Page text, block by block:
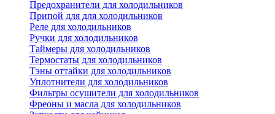
Предохранители для холодильников
Припой для для холодильников
Реле для холодильников
Ручки для холодильников
Таймеры для холодильников
Термостаты для холодильников
Тэны оттайки для холодильников
Уплотнители для холодильников
Фильтры осушители для холодильников
Фреоны и масла для холодильников